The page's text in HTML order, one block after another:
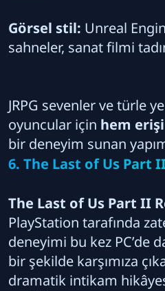
Görsel stil: Unreal
sahneler, sanat filmi
JRPG sevenler ve türle
oyuncular için hem
bir deneyim sunan
6. The Last of Us Part
The Last of Us Part II
PlayStation tarafında
deneyimi bu kez PC’de
bir şekilde karşımıza
dramatik intikam